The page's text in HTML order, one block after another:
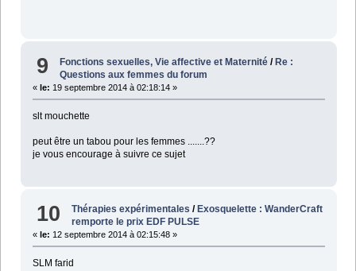
9 Fonctions sexuelles, Vie affective et Maternité /Re :
Questions aux femmes du forum
« le: 19 septembre 2014 à 02:18:14 »
slt mouchette
peut être un tabou pour les femmes .......??
je vous encourage à suivre ce sujet
10 Thérapies expérimentales / Exosquelette : WanderCraft
remporte le prix EDF PULSE
« le: 12 septembre 2014 à 02:15:48 »
SLM farid